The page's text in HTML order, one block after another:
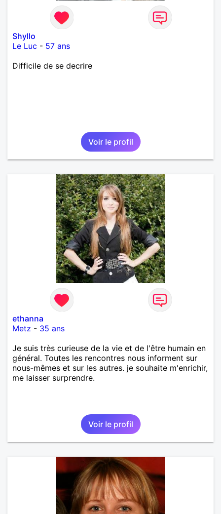
Shyllo
Le Luc - 57 ans
Difficile de se decrire
Voir le profil
ethanna
Metz - 35 ans
Je suis très curieuse de la vie et de l'être humain en
général. Toutes les rencontres nous informent sur
nous-mêmes et sur les autres. je souhaite m'enrichir,
me laisser surprendre.
Voir le profil